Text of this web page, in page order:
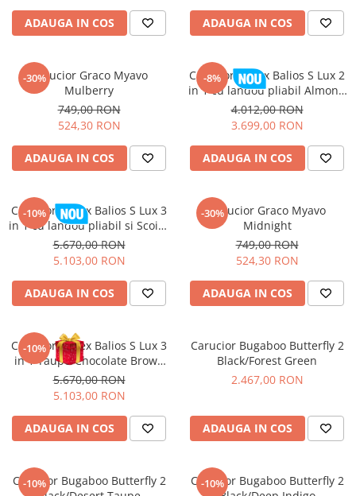
ADAUGA IN COS ADAUGA IN COS
-30%
Carucior Graco Myavo
Mulberry
749,00 RON
524,30 RON
ADAUGA IN COS
-8%
Carucior Cybex Balios S Lux 2
in 1 cu landou pliabil Almond
Beige 2026
4.012,00 RON
3.699,00 RON
ADAUGA IN COS
-10%
Carucior Cybex Balios S Lux 3
in 1 cu landou pliabil si Scoica
Auto Cloud G3 i-Size Plus
Almond Beige 2026
5.670,00 RON
5.103,00 RON
ADAUGA IN COS
-30%
Carucior Graco Myavo
Midnight
749,00 RON
524,30 RON
ADAUGA IN COS
-10%
Carucior Cybex Balios S Lux 3
in 1 Taupe/Chocolate Brown
cu Scoica Auto Cloud G i-Size
Plus reclinabila
5.670,00 RON
5.103,00 RON
ADAUGA IN COS
Carucior Bugaboo Butterfly 2
Black/Forest Green
2.467,00 RON
ADAUGA IN COS
-10%
Carucior Bugaboo Butterfly 2
-10%
Carucior Bugaboo Butterfly 2